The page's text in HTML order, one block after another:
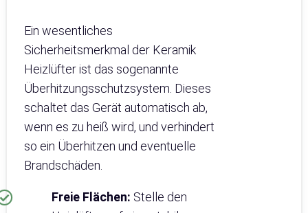
Ein wesentliches
Sicherheitsmerkmal der Keramik
Heizlüfter ist das sogenannte
Überhitzungsschutzsystem. Dieses
schaltet das Gerät automatisch ab,
wenn es zu heiß wird, und verhindert
so ein Überhitzen und eventuelle
Brandschäden.
Freie Flächen: Stelle den